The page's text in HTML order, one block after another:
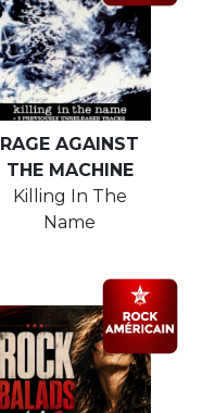
RAGE AGAINST
THE MACHINE
Killing In The
Name